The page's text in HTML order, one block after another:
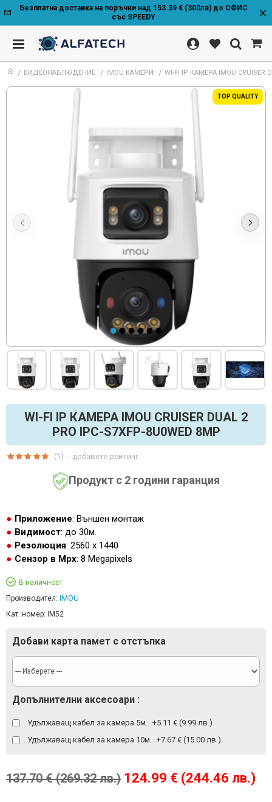
Безплатна доставка на поръчки над 153.39 € (300лв) до ОФИС
със SPEEDY
ВИДЕОНАБЛЮДЕНИЕ IMOU КАМЕРИ WI-FI IP КАМЕРА IMOU CRUISER
TOP QUALITY
WI-FI IP КАМЕРА IMOU CRUISER DUAL 2
PRO IPC-S7XFP-8U0WED 8MP
Продукт с 2 години гаранция
Приложение: Външен монтаж
Видимост: до 30м.
Резолюция: 2560 x 1440
Сензор в Mpx: 8 Megapixels
В наличност
Производител: IMOU
Кат. номер: IM52
(1) - добавете рейтинг
124.99 € (244.46 лв.)
137.70 € (269.32 лв.)
Добави карта памет с отстъпка
Допълнителни аксесоари :
Удължаващ кабел за камера 5м.
+5.11 € (9.99 лв.)
Удължаващ кабел за камера 10м.
+7.67 € (15.00 лв.)